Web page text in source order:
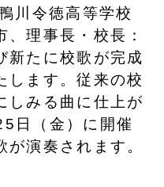
川令徳高等学校
、理事長・校長：
新たに校歌が完成
します。従来の校
しみる曲に仕上が
日（金）に開催
演奏されます。